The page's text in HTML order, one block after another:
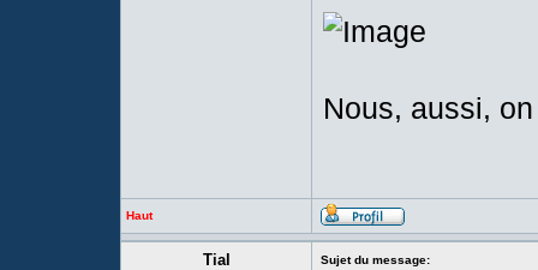
Nous, aussi,
Haut
Tial Sujet du message: